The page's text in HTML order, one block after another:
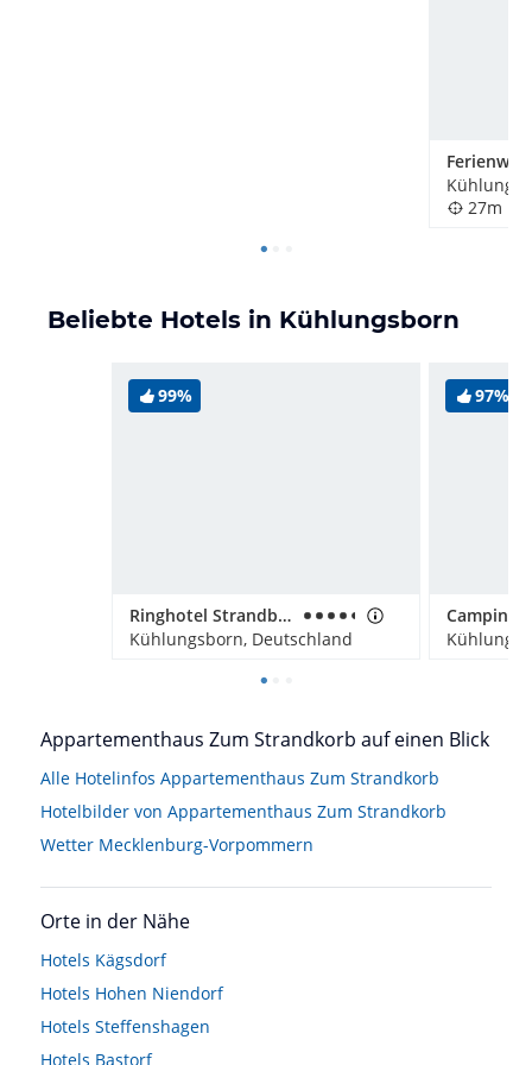
27m
Beliebte Hotels in Kühlungsborn
99%
Ringhotel Strandblick
Kühlungsborn, Deutschland
97%
Appartementhaus Zum Strandkorb auf einen Blick
Alle Hotelinfos Appartementhaus Zum Strandkorb
Hotelbilder von Appartementhaus Zum Strandkorb
Wetter Mecklenburg-Vorpommern
Orte in der Nähe
Hotels Kägsdorf
Hotels Hohen Niendorf
Hotels Steffenshagen
Hotels Bastorf